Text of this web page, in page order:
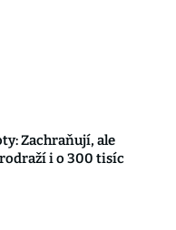
Zachraňují, ale
i o 300 tisíc